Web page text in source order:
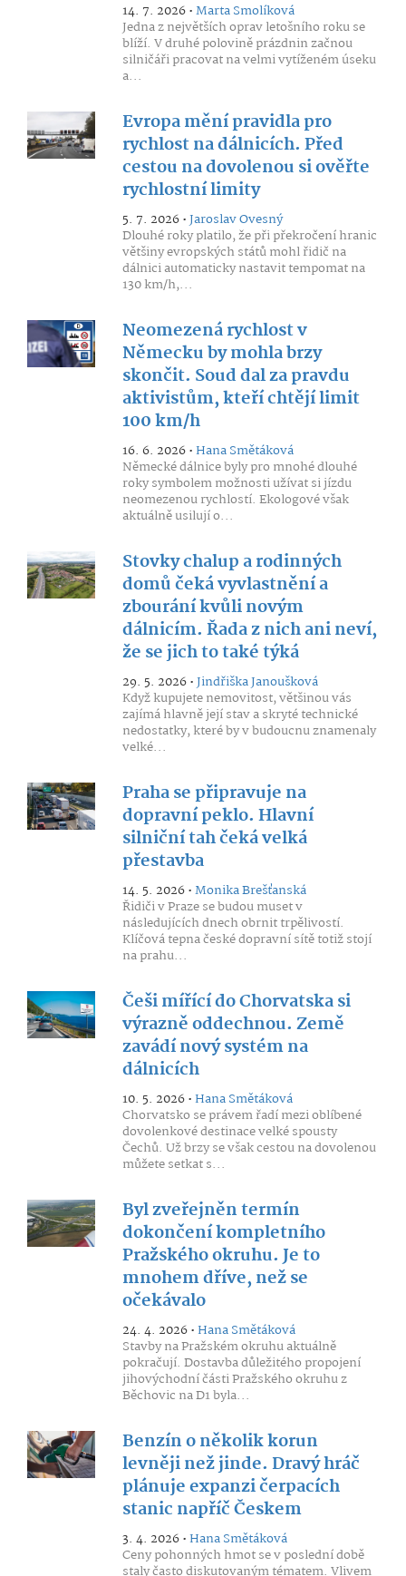
14. 7. 2026 •Marta Smolíková
Jedna z největších oprav letošního roku se
blíží. V druhé polovině prázdnin začnou
silničáři pracovat na velmi vytíženém úseku
a...
Evropa mění pravidla pro
rychlost na dálnicích. Před
cestou na dovolenou si ověřte
rychlostní limity
5. 7. 2026 •Jaroslav Ovesný
Dlouhé roky platilo, že při překročení hranic
většiny evropských států mohl řidič na
dálnici automaticky nastavit tempomat na
130 km/h,...
Neomezená rychlost v
Německu by mohla brzy
skončit. Soud dal za pravdu
aktivistům, kteří chtějí limit
100 km/h
16. 6. 2026 •Hana Smětáková
Německé dálnice byly pro mnohé dlouhé
roky symbolem možnosti užívat si jízdu
neomezenou rychlostí. Ekologové však
aktuálně usilují o...
Stovky chalup a rodinných
domů čeká vyvlastnění a
zbourání kvůli novým
dálnicím. Řada z nich ani neví,
že se jich to také týká
29. 5. 2026 •Jindřiška Janoušková
Když kupujete nemovitost, většinou vás
zajímá hlavně její stav a skryté technické
nedostatky, které by v budoucnu znamenaly
velké...
Praha se připravuje na
dopravní peklo. Hlavní
silniční tah čeká velká
přestavba
14. 5. 2026 •Monika Brešťanská
Řidiči v Praze se budou muset v
následujících dnech obrnit trpělivostí.
Klíčová tepna české dopravní sítě totiž stojí
na prahu...
Češi mířící do Chorvatska si
výrazně oddechnou. Země
zavádí nový systém na
dálnicích
10. 5. 2026 •Hana Smětáková
Chorvatsko se právem řadí mezi oblíbené
dovolenkové destinace velké spousty
Čechů. Už brzy se však cestou na dovolenou
můžete setkat s...
Byl zveřejněn termín
dokončení kompletního
Pražského okruhu. Je to
mnohem dříve, než se
očekávalo
24. 4. 2026 •Hana Smětáková
Stavby na Pražském okruhu aktuálně
pokračují. Dostavba důležitého propojení
jihovýchodní části Pražského okruhu z
Běchovic na D1 byla...
Benzín o několik korun
levněji než jinde. Dravý hráč
plánuje expanzi čerpacích
stanic napříč Českem
3. 4. 2026 •Hana Smětáková
Ceny pohonných hmot se v poslední době
staly často diskutovaným tématem. Vlivem